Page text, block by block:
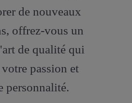
de nouveaux
offrez-vous un
de qualité qui
passion et
personnalité.